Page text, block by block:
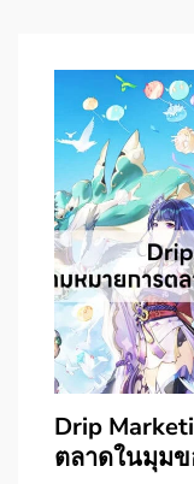
Drip
ตลาดในมุมข